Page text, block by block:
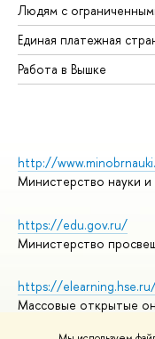
Людям с
Единая платежная
Работа в Вышке
http://
Министерство науки
https://edu.gov.ru/
Министерство
https://
Массовые открытые